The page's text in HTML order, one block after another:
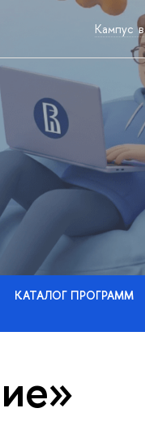
Кампус в
КАТАЛОГ ПРОГРАММ